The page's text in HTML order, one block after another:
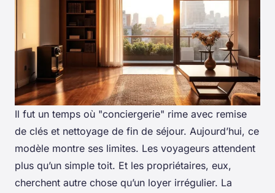
Il fut un temps où "conciergerie" rime avec remise
de clés et nettoyage de fin de séjour. Aujourd’hui, ce
modèle montre ses limites. Les voyageurs attendent
plus qu’un simple toit. Et les propriétaires, eux,
cherchent autre chose qu’un loyer irrégulier. La